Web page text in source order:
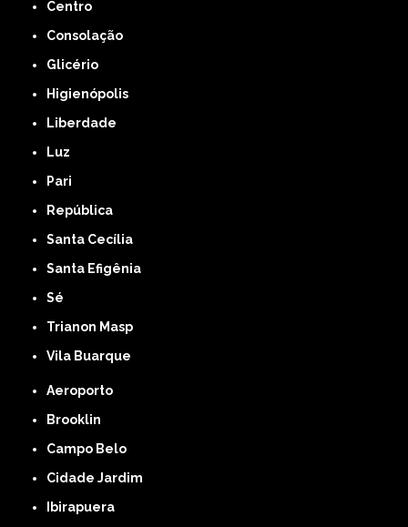
Centro
Consolação
Glicério
Higienópolis
Liberdade
Luz
Pari
República
Santa Cecília
Santa Efigênia
Sé
Trianon Masp
Vila Buarque
Aeroporto
Brooklin
Campo Belo
Cidade Jardim
Ibirapuera